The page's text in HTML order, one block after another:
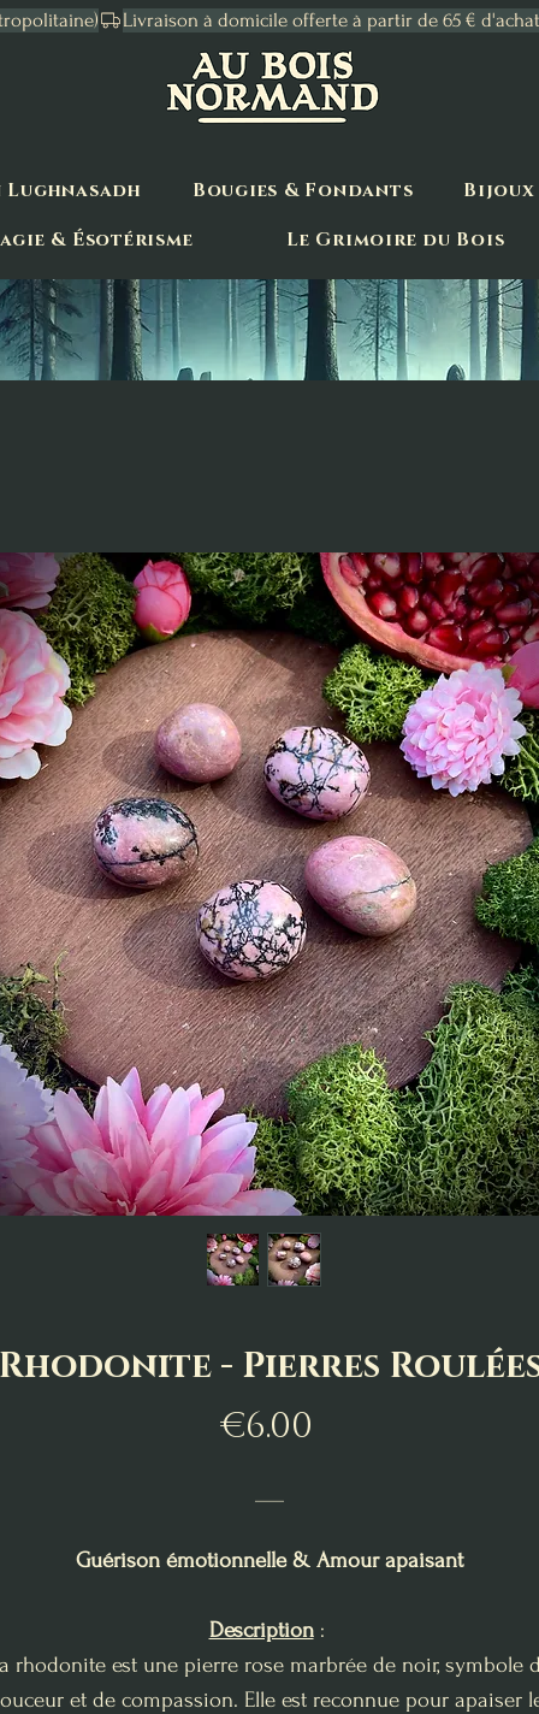
Bougies & Fondants
Bijoux
& Ésotérisme Le Grimoire du Bois
Rhodonite - Pierres
€6.00
Guérison émotionnelle & Amour apaisant
Description:
rhodonite est une pierre rose marbrée de noir, symbole
et de compassion. Elle est reconnue pour apaiser